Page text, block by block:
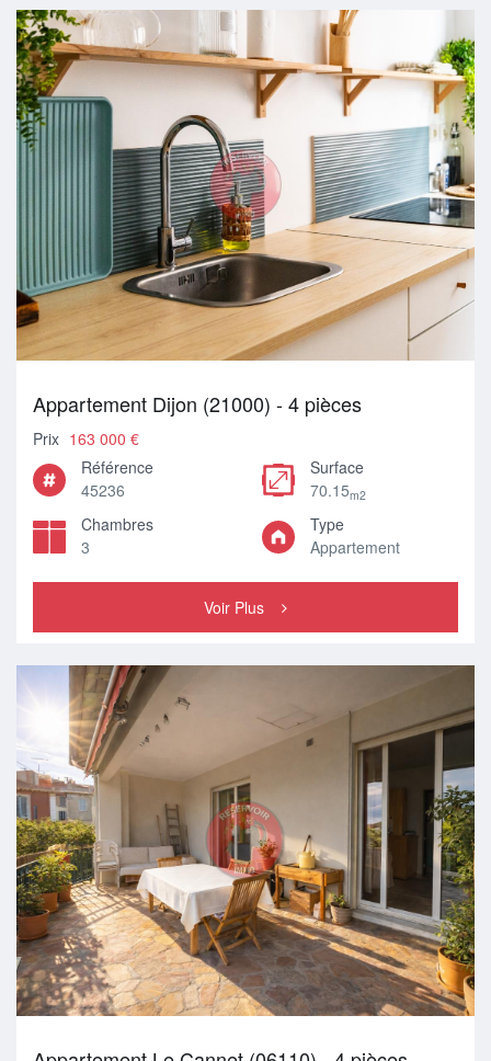
Appartement Dijon (21000) - 4 pièces
Prix 163 000 €
Référence
45236
Surface
70.15m2
Chambres
3
Type
Appartement
Voir Plus